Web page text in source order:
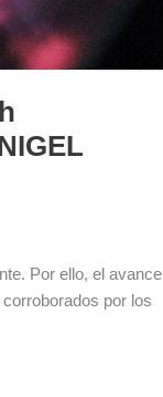
Por ello, el avance
por los